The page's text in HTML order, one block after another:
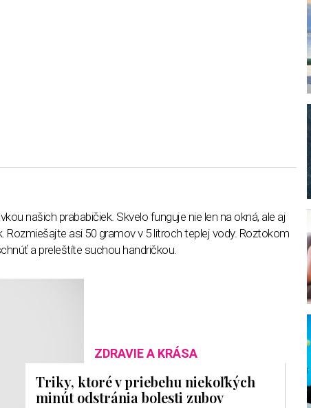
našich prababičiek. Skvelo funguje nie len na okná, ale aj
Rozmiešajte asi 50 gramov v 5 litroch teplej vody. Roztokom
a preleštíte suchou handričkou.
ZDRAVIE A KRÁSA
Triky, ktoré v priebehu niekoľkých
minút odstránia bolesti zubov
s
l